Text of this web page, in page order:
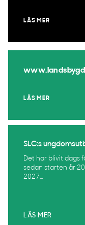
LÄS MER
LÄS MER
SLC:s
Det har blivit dags
sedan starten år
2027...
LÄS MER